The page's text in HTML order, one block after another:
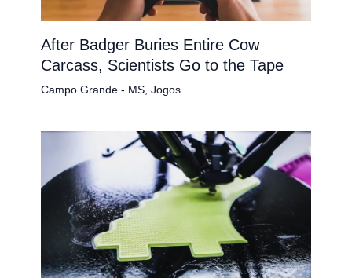
After Badger Buries Entire Cow
Carcass, Scientists Go to the Tape
Campo Grande - MS, Jogos